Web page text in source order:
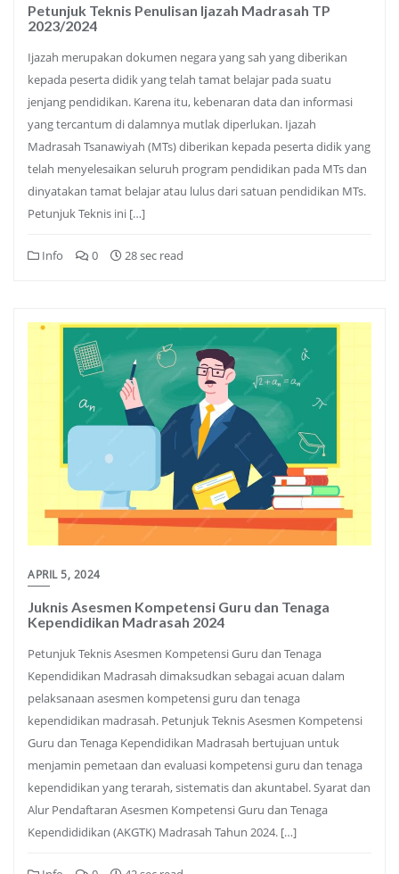
Petunjuk Teknis Penulisan Ijazah Madrasah TP
2023/2024
Ijazah merupakan dokumen negara yang sah yang diberikan
kepada peserta didik yang telah tamat belajar pada suatu
jenjang pendidikan. Karena itu, kebenaran data dan informasi
yang tercantum di dalamnya mutlak diperlukan. Ijazah
Madrasah Tsanawiyah (MTs) diberikan kepada peserta didik yang
telah menyelesaikan seluruh program pendidikan pada MTs dan
dinyatakan tamat belajar atau lulus dari satuan pendidikan MTs.
Petunjuk Teknis ini […]
Info 0 28 sec read
APRIL 5, 2024
Juknis Asesmen Kompetensi Guru dan Tenaga
Kependidikan Madrasah 2024
Petunjuk Teknis Asesmen Kompetensi Guru dan Tenaga
Kependidikan Madrasah dimaksudkan sebagai acuan dalam
pelaksanaan asesmen kompetensi guru dan tenaga
kependidikan madrasah. Petunjuk Teknis Asesmen Kompetensi
Guru dan Tenaga Kependidikan Madrasah bertujuan untuk
menjamin pemetaan dan evaluasi kompetensi guru dan tenaga
kependidikan yang terarah, sistematis dan akuntabel. Syarat dan
Alur Pendaftaran Asesmen Kompetensi Guru dan Tenaga
Kependididikan (AKGTK) Madrasah Tahun 2024. […]